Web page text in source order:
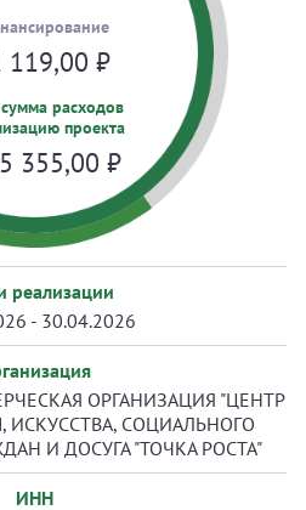
119,00 ₽
расходов
проекта
355,00 ₽
реализации
- 30.04.2026
ОРГАНИЗАЦИЯ "ЦЕНТР
ИСКУССТВА, СОЦИАЛЬНОГО
И ДОСУГА "ТОЧКА РОСТА"
ИНН